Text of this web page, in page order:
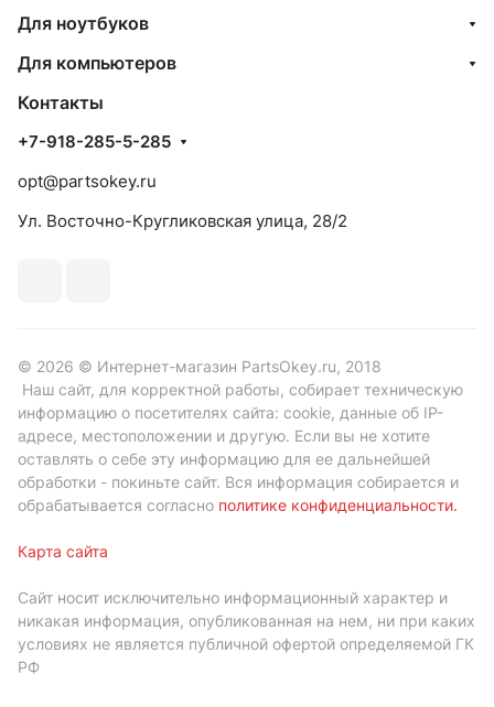
Для ноутбуков
Для компьютеров
Контакты
+7-918-285-5-285
opt@partsokey.ru
Ул. Восточно-Кругликовская улица, 28/2
© 2026 © Интернет-магазин PartsOkey.ru, 2018
Наш сайт, для корректной работы, собирает техническую
информацию о посетителях сайта: cookie, данные об IP-
адресе, местоположении и другую. Если вы не хотите
оставлять о себе эту информацию для ее дальнейшей
обработки - покиньте сайт. Вся информация собирается и
обрабатывается согласно политике конфиденциальности.
Карта сайта
Сайт носит исключительно информационный характер и
никакая информация, опубликованная на нем, ни при каких
условиях не является публичной офертой определяемой ГК
РФ